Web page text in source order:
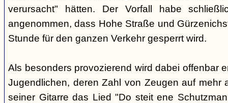
verursacht" hätten. Der Vorfall habe
angenommen, dass Hohe Straße und
Stunde für den ganzen Verkehr gesperrt wird.
Als besonders provozierend wird dabei offenbar
Jugendlichen, deren Zahl von Zeugen auf mehr
seiner Gitarre das Lied "Do steit ene